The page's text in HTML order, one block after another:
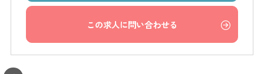
この求人に問い合わせる